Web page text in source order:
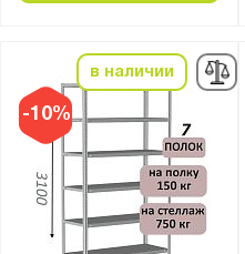
-10%
в наличии